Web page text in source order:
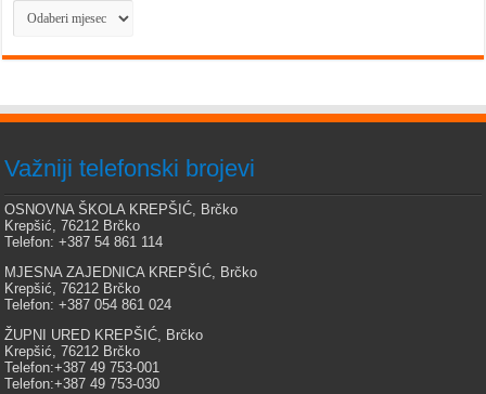
Arhiva
Važniji telefonski brojevi
OSNOVNA ŠKOLA KREPŠIĆ, Brčko
Krepšić, 76212 Brčko
Telefon: +387 54 861 114
MJESNA ZAJEDNICA KREPŠIĆ, Brčko
Krepšić, 76212 Brčko
Telefon: +387 054 861 024
ŽUPNI URED KREPŠIĆ, Brčko
Krepšić, 76212 Brčko
Telefon:+387 49 753-001
Telefon:+387 49 753-030